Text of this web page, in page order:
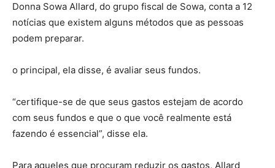
Donna Sowa Allard, do grupo fiscal de Sowa, conta a 12
notícias que existem alguns métodos que as pessoas
podem preparar.
o principal, ela disse, é avaliar seus fundos.
“certifique-se de que seus gastos estejam de acordo
com seus fundos e que o que você realmente está
fazendo é essencial”, disse ela.
Para aqueles que procuram reduzir os gastos, Allard